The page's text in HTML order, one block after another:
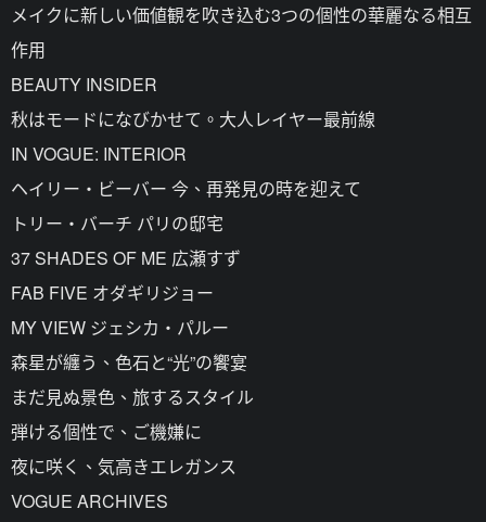
メイクに新しい価値観を吹き込む3つの個性の華麗なる相互
作用
BEAUTY INSIDER
秋はモードになびかせて。大人レイヤー最前線
IN VOGUE: INTERIOR
ヘイリー・ビーバー 今、再発見の時を迎えて
トリー・バーチ パリの邸宅
37 SHADES OF ME 広瀬すず
FAB FIVE オダギリジョー
MY VIEW ジェシカ・パルー
森星が纏う、色石と“光”の饗宴
まだ見ぬ景色、旅するスタイル
弾ける個性で、ご機嫌に
夜に咲く、気高きエレガンス
VOGUE ARCHIVES